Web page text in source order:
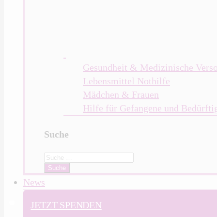
Gesundheit & Medizinische
Lebensmittel Nothilfe
Mädchen & Frauen
Hilfe für Gefangene und
Suche
Search
for:
News
JETZT SPENDEN